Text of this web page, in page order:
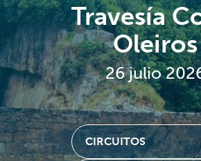
Travesía
Oleiros
26 julio
CIRCUITOS